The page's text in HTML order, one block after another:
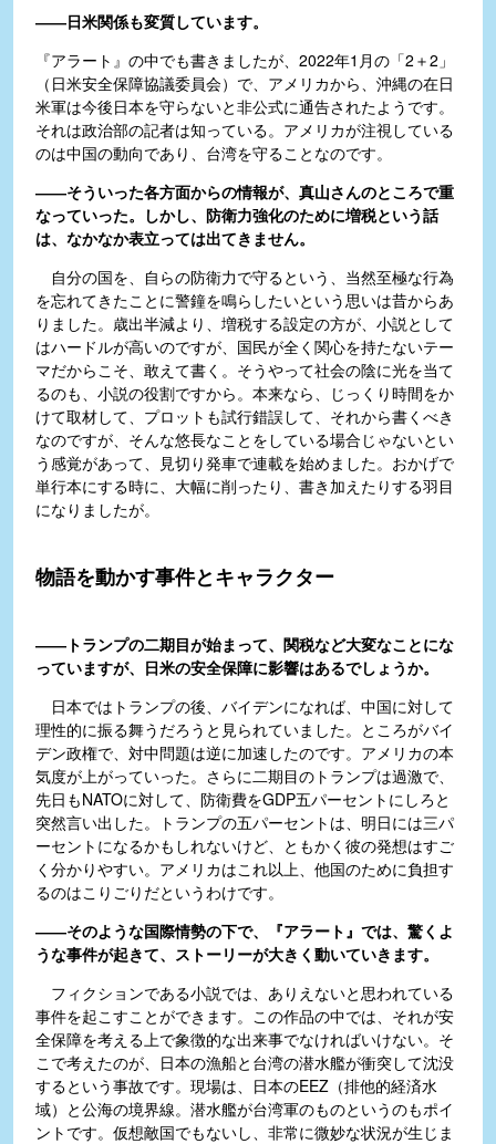
――日米関係も変質しています。
『アラート』の中でも書きましたが、2022年1月の「2＋2」
（日米安全保障協議委員会）で、アメリカから、沖縄の在日
米軍は今後日本を守らないと非公式に通告されたようです。
それは政治部の記者は知っている。アメリカが注視している
のは中国の動向であり、台湾を守ることなのです。
――そういった各方面からの情報が、真山さんのところで重
なっていった。しかし、防衛力強化のために増税という話
は、なかなか表立っては出てきません。
自分の国を、自らの防衛力で守るという、当然至極な行為
を忘れてきたことに警鐘を鳴らしたいという思いは昔からあ
りました。歳出半減より、増税する設定の方が、小説として
はハードルが高いのですが、国民が全く関心を持たないテー
マだからこそ、敢えて書く。そうやって社会の陰に光を当て
るのも、小説の役割ですから。本来なら、じっくり時間をか
けて取材して、プロットも試行錯誤して、それから書くべき
なのですが、そんな悠長なことをしている場合じゃないとい
う感覚があって、見切り発車で連載を始めました。おかげで
単行本にする時に、大幅に削ったり、書き加えたりする羽目
になりましたが。
物語を動かす事件とキャラクター
――トランプの二期目が始まって、関税など大変なことにな
っていますが、日米の安全保障に影響はあるでしょうか。
日本ではトランプの後、バイデンになれば、中国に対して
理性的に振る舞うだろうと見られていました。ところがバイ
デン政権で、対中問題は逆に加速したのです。アメリカの本
気度が上がっていった。さらに二期目のトランプは過激で、
先日もNATOに対して、防衛費をGDP五パーセントにしろと
突然言い出した。トランプの五パーセントは、明日には三パ
ーセントになるかもしれないけど、ともかく彼の発想はすご
く分かりやすい。アメリカはこれ以上、他国のために負担す
るのはこりごりだというわけです。
――そのような国際情勢の下で、『アラート』では、驚くよ
うな事件が起きて、ストーリーが大きく動いていきます。
フィクションである小説では、ありえないと思われている
事件を起こすことができます。この作品の中では、それが安
全保障を考える上で象徴的な出来事でなければいけない。そ
こで考えたのが、日本の漁船と台湾の潜水艦が衝突して沈没
するという事故です。現場は、日本のEEZ（排他的経済水
域）と公海の境界線。潜水艦が台湾軍のものというのもポイ
ントです。仮想敵国でもないし、非常に微妙な状況が生じま